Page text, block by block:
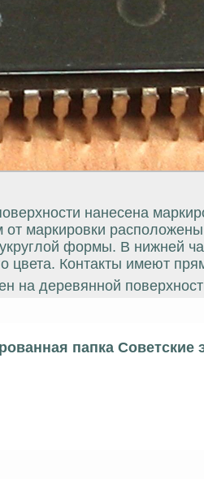
нанесена
маркировки
формы. В нижней
цвета. Контакты имеют
на деревянной
папка